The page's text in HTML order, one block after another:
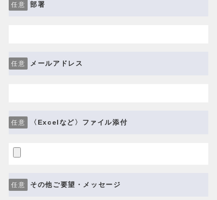
任意 部署
任意 メールアドレス
任意 〈Excelなど〉ファイル添付
任意 その他ご要望・メッセージ